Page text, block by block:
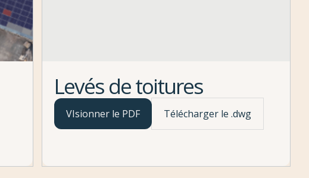
Levés de toitures
VIsionner le PDF Télécharger le .dwg